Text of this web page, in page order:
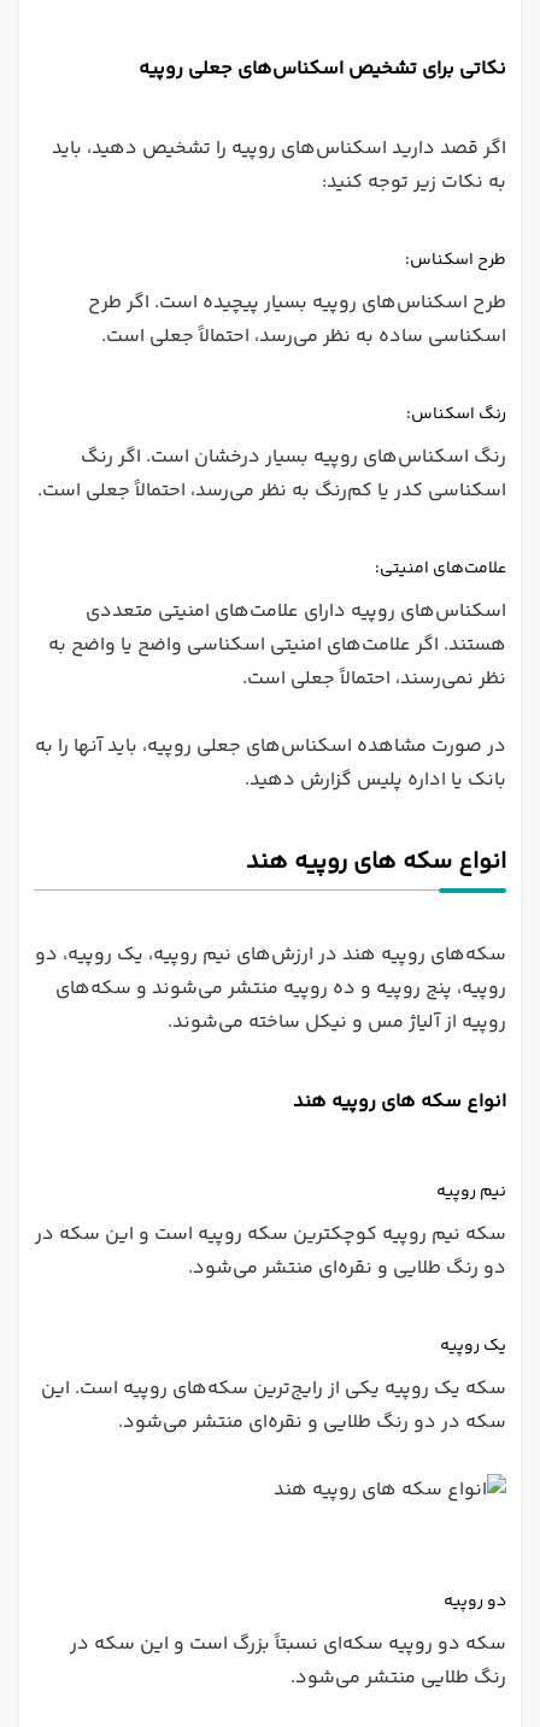
نکاتی برای تشخیص اسکناس‌های جعلی روپیه
اگر قصد دارید اسکناس‌های روپیه را تشخیص دهید، باید
به نکات زیر توجه کنید:
طرح اسکناس:
طرح اسکناس‌های روپیه بسیار پیچیده است. اگر طرح
اسکناسی ساده به نظر می‌رسد، احتمالاً جعلی است.
رنگ اسکناس:
رنگ اسکناس‌های روپیه بسیار درخشان است. اگر رنگ
اسکناسی کدر یا کم‌رنگ به نظر می‌رسد، احتمالاً جعلی است.
علامت‌های امنیتی:
اسکناس‌های روپیه دارای علامت‌های امنیتی متعددی
هستند. اگر علامت‌های امنیتی اسکناسی واضح یا واضح به
نظر نمی‌رسند، احتمالاً جعلی است.
در صورت مشاهده اسکناس‌های جعلی روپیه، باید آنها را به
بانک یا اداره پلیس گزارش دهید.
انواع سکه های روپیه هند
سکه‌های روپیه هند در ارزش‌های نیم روپیه، یک روپیه، دو
روپیه، پنج روپیه و ده روپیه منتشر می‌شوند و سکه‌های
روپیه از آلیاژ مس و نیکل ساخته می‌شوند.
انواع سکه های روپیه هند
نیم روپیه
سکه نیم روپیه کوچکترین سکه روپیه است و این سکه در
دو رنگ طلایی و نقره‌ای منتشر می‌شود.
یک روپیه
سکه یک روپیه یکی از رایج‌ترین سکه‌های روپیه است. این
سکه در دو رنگ طلایی و نقره‌ای منتشر می‌شود.
دو روپیه
سکه دو روپیه سکه‌ای نسبتاً بزرگ است و این سکه در
رنگ طلایی منتشر می‌شود.